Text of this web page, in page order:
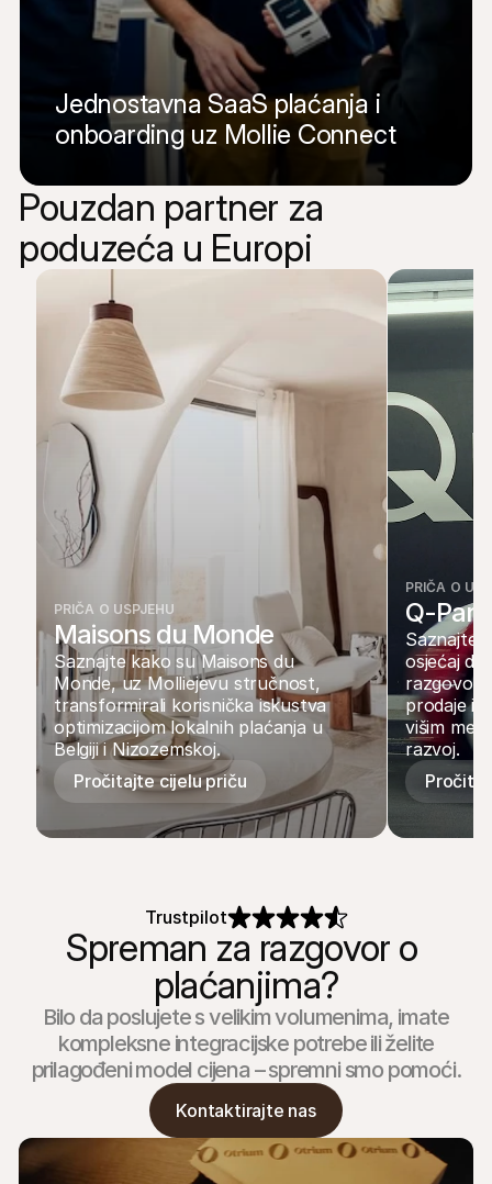
Jednostavna SaaS plaćanja i
onboarding uz Mollie Connect
Pročitajte cijelu priču
Pouzdan partner za
poduzeća u Europi
PRIČA O USPJEHU
Maisons du Monde
Saznajte kako su Maisons du
Monde, uz Molliejevu stručnost,
transformirali korisnička iskustva
optimizacijom lokalnih plaćanja u
Belgiji i Nizozemskoj.
Pročitajte cijelu priču
PRIČA O
Q-Park
Saznajte
osjećaj
prodaje i
višim
razvoj.
Trustpilot
Spreman za razgovor o
plaćanjima?
Bilo da poslujete s velikim volumenima, imate
kompleksne integracijske potrebe ili želite
prilagođeni model cijena – spremni smo pomoći.
Kontaktirajte nas